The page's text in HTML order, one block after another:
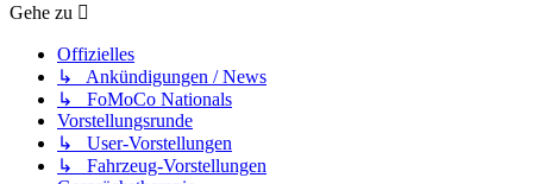
Gehe zu
Offizielles
↳ Ankündigungen / News
↳ FoMoCo Nationals
Vorstellungsrunde
↳ User-Vorstellungen
↳ Fahrzeug-Vorstellungen